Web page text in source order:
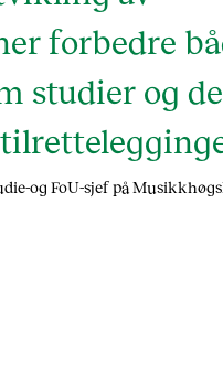
forbedre
studier og
og FoU-sjef på